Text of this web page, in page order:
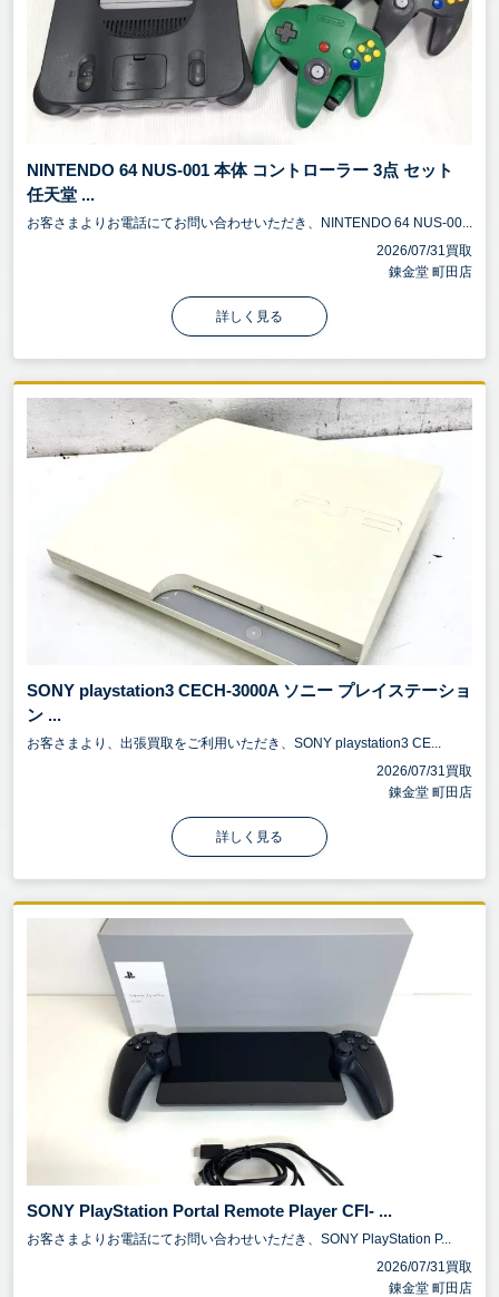
NINTENDO 64 NUS-001 本体 コントローラー 3点 セット
任天堂 ...
お客さまよりお電話にてお問い合わせいただき、NINTENDO 64 NUS-00...
2026/07/31買取
錬金堂 町田店
詳しく見る
SONY playstation3 CECH-3000A ソニー プレイステーショ
ン ...
お客さまより、出張買取をご利用いただき、SONY playstation3 CE...
2026/07/31買取
錬金堂 町田店
詳しく見る
SONY PlayStation Portal Remote Player CFI- ...
お客さまよりお電話にてお問い合わせいただき、SONY PlayStation P...
2026/07/31買取
錬金堂 町田店